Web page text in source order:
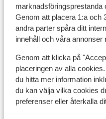
marknadsföringsprestanda
Genom att placera 1:a och
andra parter spåra ditt
innehåll och våra annonser
Genom att klicka på
placeringen av alla
du hitta mer information
du kan välja vilka cookies
preferenser eller återkalla
I området
Avstånd till centrum: ca
Avstånd till pist ca 300
Avstånd till skidlift ca
Närmaste butiker ca
Liftkort/